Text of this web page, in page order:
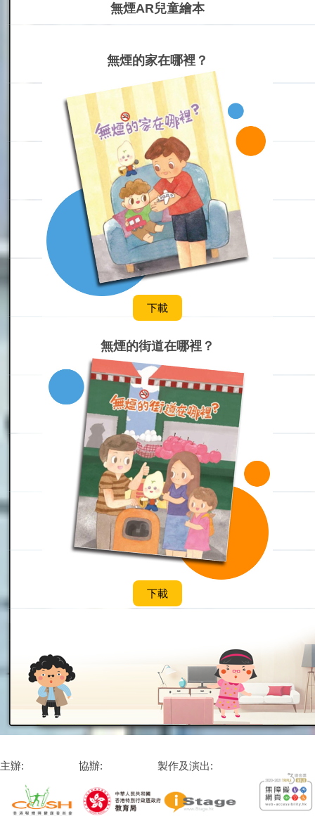
無煙AR兒童繪本
無煙的家在哪裡？
下載
無煙的街道在哪裡？
下載
主辦: 協辦: 製作及演出: